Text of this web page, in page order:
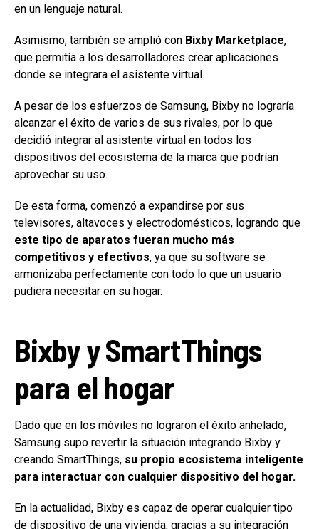
en un lenguaje natural.
Asimismo, también se amplió con Bixby Marketplace,
que permitía a los desarrolladores crear aplicaciones
donde se integrara el asistente virtual.
A pesar de los esfuerzos de Samsung, Bixby no lograría
alcanzar el éxito de varios de sus rivales, por lo que
decidió integrar al asistente virtual en todos los
dispositivos del ecosistema de la marca que podrían
aprovechar su uso.
De esta forma, comenzó a expandirse por sus
televisores, altavoces y electrodomésticos, logrando que
este tipo de aparatos fueran mucho más
competitivos y efectivos, ya que su software se
armonizaba perfectamente con todo lo que un usuario
pudiera necesitar en su hogar.
Bixby y SmartThings
para el hogar
Dado que en los móviles no lograron el éxito anhelado,
Samsung supo revertir la situación integrando Bixby y
creando SmartThings, su propio ecosistema inteligente
para interactuar con cualquier dispositivo del hogar.
En la actualidad, Bixby es capaz de operar cualquier tipo
de dispositivo de una vivienda, gracias a su integración